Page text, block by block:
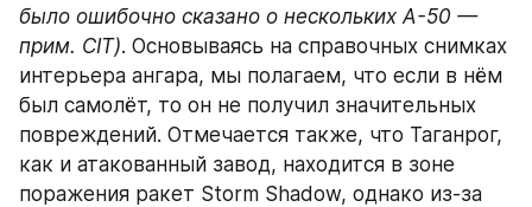
было ошибочно сказано о нескольких А-50 —
прим. CIT). Основываясь на справочных снимках
интерьера ангара, мы полагаем, что если в нём
был самолёт, то он не получил значительных
повреждений. Отмечается также, что Таганрог,
как и атакованный завод, находится в зоне
поражения ракет Storm Shadow, однако из-за